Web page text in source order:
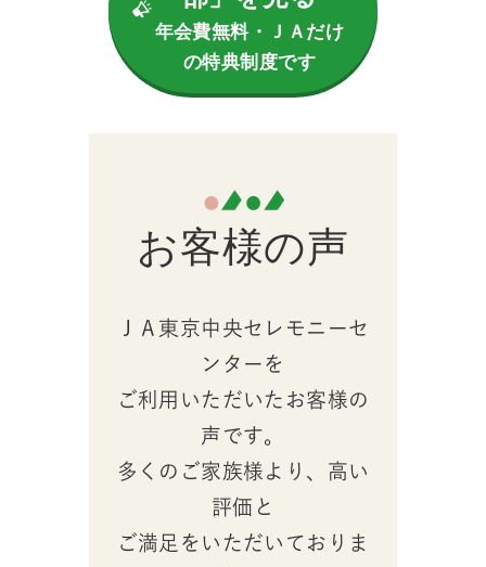
年会費無料・ＪＡだけ
の特典制度です
お客様の声
ＪＡ東京中央セレモニーセ
ンターを
ご利用いただいたお客様の
声です。
多くのご家族様より、高い
評価と
ご満足をいただいておりま